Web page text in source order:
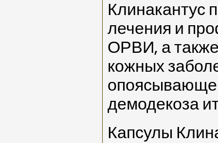
Клинакантус
лечения и
ОРВИ, а
кожных
демодекоза
Капсулы